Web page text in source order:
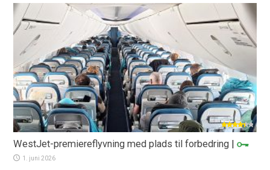
WestJet-premiereflyvning med plads til forbedring |
1. juni 2026